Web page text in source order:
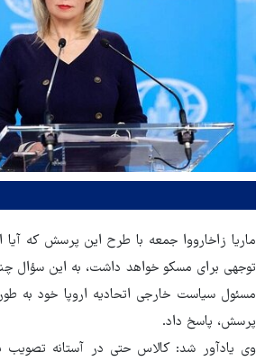
ماریا زاخارووا جمعه با طرح این پرسش که آیا
توجهی برای مسکو خواهد داشت،‌ به این سؤال
مسئول سیاست خارجی اتحادیه اروپا خود به
پرسش، پاسخ داد.
وی یادآور شد: کالاس حتی در آستانه تصویب